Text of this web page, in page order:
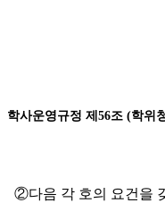
학사운영규정 제56조 (학위
②다음 각 호의 요건을